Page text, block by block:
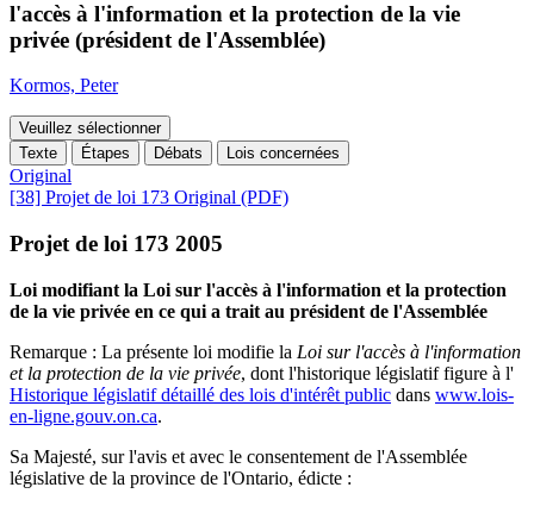
l'accès à l'information et la protection de la vie
privée (président de l'Assemblée)
Kormos, Peter
Veuillez sélectionner
Texte
Étapes Débats Lois concernées
Original
[38] Projet de loi 173 Original (PDF)
Projet de loi 173 2005
Loi modifiant la Loi sur l'accès à l'information et la protection
de la vie privée en ce qui a trait au président de l'Assemblée
Remarque : La présente loi modifie la Loi sur l'accès à l'information
et la protection de la vie privée, dont l'historique législatif figure à l'
Historique législatif détaillé des lois d'intérêt public dans www.lois-
en-ligne.gouv.on.ca.
Sa Majesté, sur l'avis et avec le consentement de l'Assemblée
législative de la province de l'Ontario, édicte :